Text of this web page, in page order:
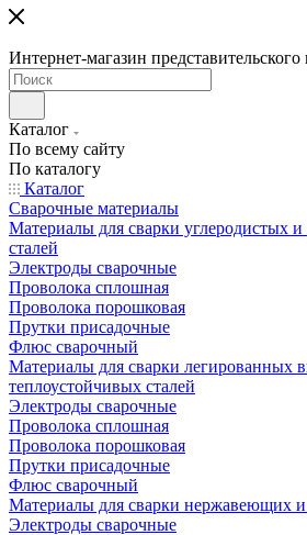
Интернет-магазин представительского
Каталог
По всему сайту
По каталогу
Каталог
Сварочные материалы
Материалы для сварки углеродистых
сталей
Электроды сварочные
Проволока сплошная
Проволока порошковая
Прутки присадочные
Флюс сварочный
Материалы для сварки легированных
теплоустойчивых сталей
Электроды сварочные
Проволока сплошная
Проволока порошковая
Прутки присадочные
Флюс сварочный
Материалы для сварки нержавеющих и
Электроды сварочные